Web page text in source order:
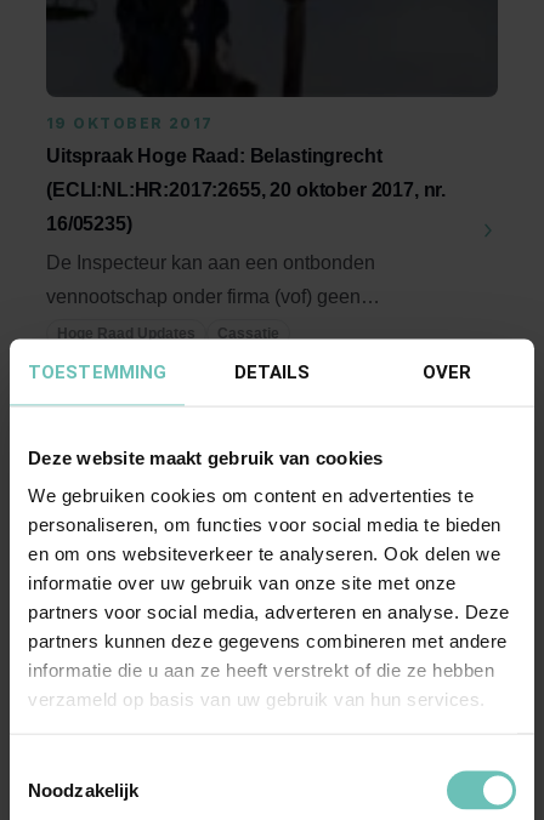
TOESTEMMING DETAILS OVER
Deze website maakt gebruik van cookies
We gebruiken cookies om content en advertenties te
personaliseren, om functies voor social media te bieden
en om ons websiteverkeer te analyseren. Ook delen we
informatie over uw gebruik van onze site met onze
partners voor social media, adverteren en analyse. Deze
partners kunnen deze gegevens combineren met andere
informatie die u aan ze heeft verstrekt of die ze hebben
verzameld op basis van uw gebruik van hun services.
Noodzakelijk
19 OKTOBER 2017
Uitspraak Hoge Raad: Belastingrecht
(ECLI:NL:HR:2017:2655, 20 oktober 2017, nr.
16/05235)
De Inspecteur kan aan een ontbonden
vennootschap onder firma (vof) geen
bestuurlijke boete opleggen ...
Hoge Raad Updates Cassatie
12 OKTOBER 2017
Uitspraak Hoge Raad: Overeenkomstenrecht
(ECLI:NL:HR:2017:2615, 13 oktober 2017, nr.
16/04026)
vordert schadevergoeding van gemeente omdat